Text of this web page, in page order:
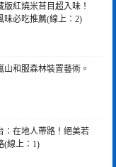
版紅燒米苔目超入味！
味必吃推薦(線上：2)
山和服森林裝置藝術。
：在地人帶路！絕美若
(線上：1)